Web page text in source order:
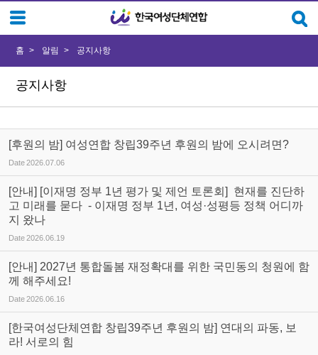
공지사항
홈 알림 공지사항
[후원의 밤] 여성연합 창립39주년 후원의 밤에 오시려면?
Date2026.07.06
[안내] [이재명 정부 1년 평가 및 제언 토론회] 현재를 진단하
고 미래를 묻다 - 이재명 정부 1년, 여성·성평등 정책 어디까
지 왔나
Date2026.06.19
[안내] 2027년 통합돌봄 재정확대를 위한 국민동의 청원에 함
께 해주세요!
Date2026.06.16
[한국여성단체연합 창립39주년 후원의 밤] 연대의 파동, 보
라! 서로의 힘